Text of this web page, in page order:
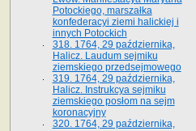
Potockiego, marszałka
konfederacyi ziemi halickiej i
innych Potockich
318. 1764, 29 października,
Halicz. Laudum sejmiku
ziemskiego przedsejmowego
319. 1764, 29 października,
Halicz. Instrukcya sejmiku
ziemskiego posłom na sejm
koronacyjny
320. 1764, 29 października,